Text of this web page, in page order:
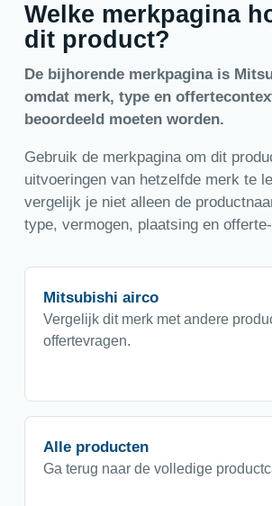
Welke merkpagina
dit product?
De bijhorende merkpagina is
omdat merk, type en
beoordeeld moeten worden.
Gebruik de merkpagina om dit
uitvoeringen van hetzelfde merk te
vergelijk je niet alleen de
type, vermogen, plaatsing en
Mitsubishi airco
Vergelijk dit merk met andere
offertevragen.
Alle producten
Ga terug naar de volledige